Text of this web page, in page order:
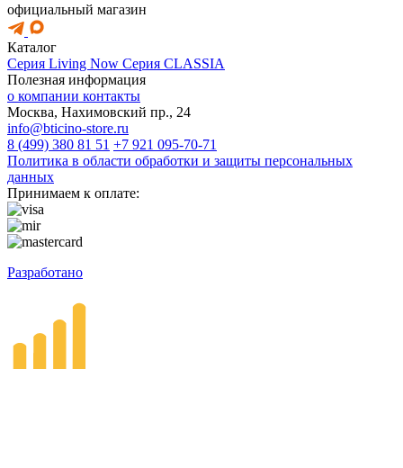
официальный магазин
Каталог
Серия Living Now Серия CLASSIA
Полезная информация
о компании контакты
Москва, Нахимовский пр., 24
info@bticino-store.ru
8 (499) 380 81 51 +7 921 095-70-71
Политика в области обработки и защиты персональных
данных
Принимаем к оплате:
Разработано